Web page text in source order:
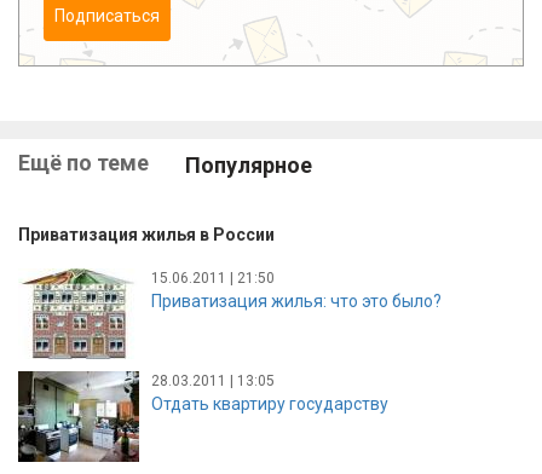
Подписаться
Ещё по теме Популярное
Приватизация жилья в России
15.06.2011 | 21:50
Приватизация жилья: что это было?
28.03.2011 | 13:05
Отдать квартиру государству